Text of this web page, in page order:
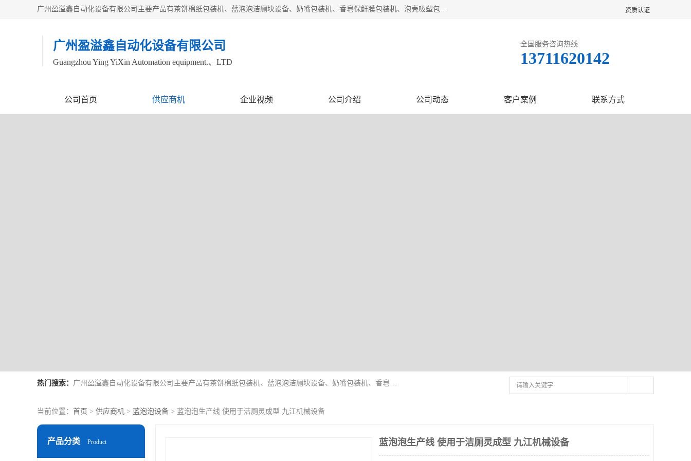
广州盈溢鑫自动化设备有限公司主要产品有茶饼棉纸包装机、蓝泡泡洁厕块设备、奶嘴包装机、香皂保鲜膜包装机、泡壳吸塑包装机、手工皂包装机、百褶机等产品，并根据客户要求生产非标自动化机械及生产线。欢迎广大客户来电咨询！ 资质认证
广州盈溢鑫自动化设备有限公司
Guangzhou Ying YiXin Automation equipment.、LTD
全国服务咨询热线:
13711620142
公司首页 供应商机 企业视频 公司介绍 公司动态 客户案例 联系方式
热门搜索： 广州盈溢鑫自动化设备有限公司主要产品有茶饼棉纸包装机、蓝泡泡洁厕块设备、奶嘴包装机、香皂保鲜膜包装机、泡壳吸塑包装机、手工皂包装机、百褶机等产品，并根据客户要求生产非标自动化机械及生产线。欢迎广大客户来电咨询！
当前位置： 首页 > 供应商机 > 蓝泡泡设备 > 蓝泡泡生产线 使用于洁厕灵成型 九江机械设备
产品分类 Product 蓝泡泡生产线 使用于洁厕灵成型 九江机械设备